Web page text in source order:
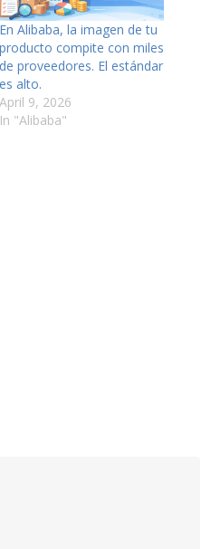
En Alibaba, la imagen de tu
producto compite con miles
de proveedores. El estándar
es alto.
April 9, 2026
In "Alibaba"